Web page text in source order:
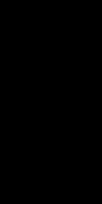
Приятно